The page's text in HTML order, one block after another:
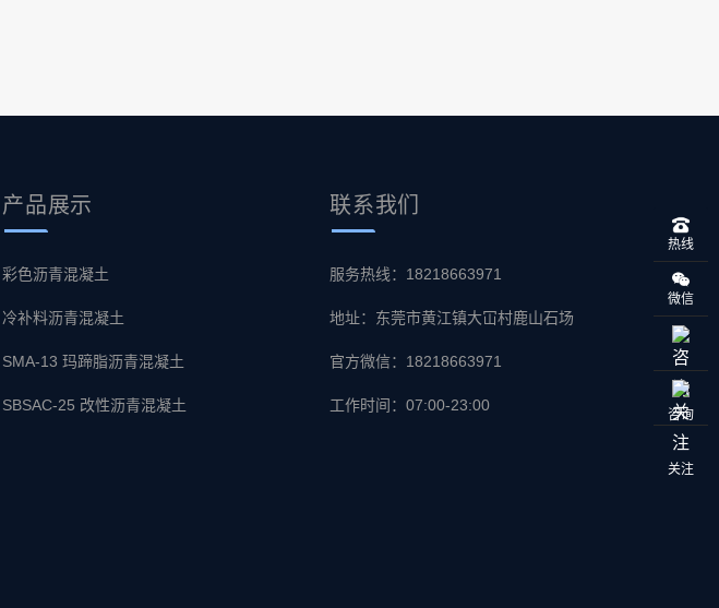
产品展示
彩色沥青混凝土
冷补料沥青混凝土
SMA-13 玛蹄脂沥青混凝土
SBSAC-25 改性沥青混凝土
联系我们
服务热线：18218663971
地址：东莞市黄江镇大冚村鹿山石场
官方微信：18218663971
工作时间：07:00-23:00
热线
微信
咨询
关注